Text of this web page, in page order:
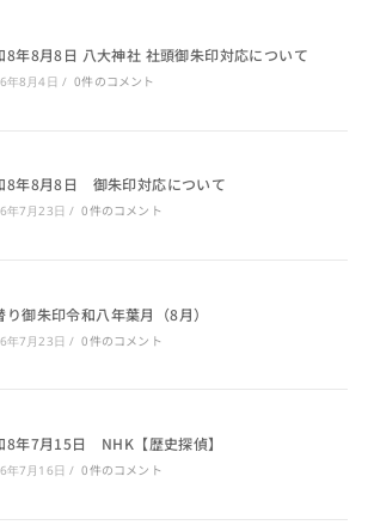
8年8月8日 八大神社 社頭御朱印対応について
年8月4日 / 0件のコメント
8年8月8日 御朱印対応について
年7月23日 / 0件のコメント
り御朱印令和八年葉月（8月）
年7月23日 / 0件のコメント
8年7月15日 NHK【歴史探偵】
年7月16日 / 0件のコメント